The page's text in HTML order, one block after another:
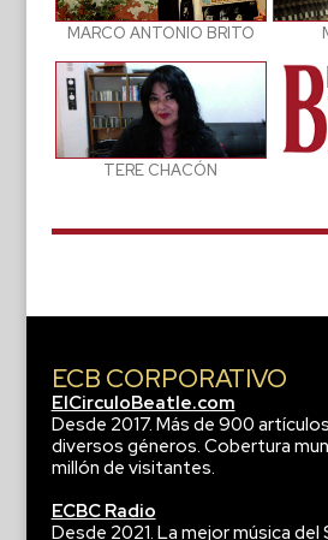
MARCO ANTONIO BRITO
TERE CHACÓN
ECB CORPORATIVO
ElCirculoBeatle.com
Desde 2017. Más de 900
diversos géneros. Cobertura
millón de visitantes.
ECBC Radio
Desde 2021. La mejor música del